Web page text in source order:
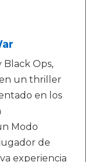
Ops,
un thriller
en los
Modo
de
experiencia